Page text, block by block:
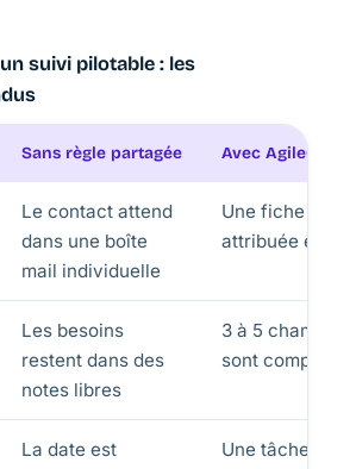
suivi pilotable : les
Sans règle partagée Avec AgileCRM
Le contact attend
dans une boîte
mail individuelle
Une fiche est
attribuée et
Les besoins
restent dans des
notes libres
3 à 5 champs
sont complétés
La date est
Une tâche